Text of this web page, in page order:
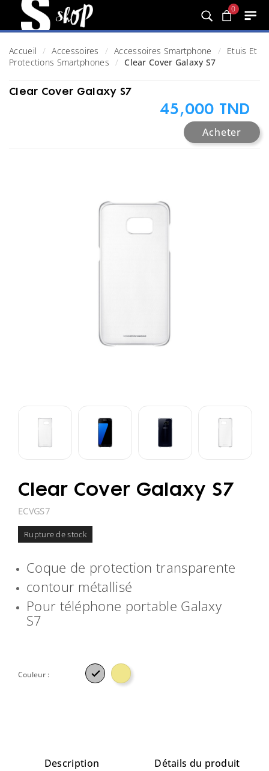
0
Accueil Accessoires Accessoires Smartphone
Etuis Et
Protections Smartphones
Clear Cover Galaxy S7
Clear Cover Galaxy S7
45,000 TND
Acheter
Clear Cover Galaxy S7
ECVGS7
Rupture de stock
Coque de protection transparente
contour métallisé
Pour téléphone portable Galaxy
S7
Couleur : 
Description Détails du produit